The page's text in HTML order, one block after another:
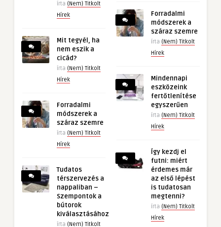
írta (Nem) Titkolt
Hírek
Mit tegyél, ha
nem eszik a
cicád?
írta (Nem) Titkolt
Hírek
Forradalmi
módszerek a
száraz szemre
írta (Nem) Titkolt
Hírek
Tudatos
térszervezés a
nappaliban –
Szempontok a
bútorok
kiválasztásához
írta (Nem) Titkolt
Forradalmi
módszerek a
száraz szemre
írta (Nem) Titkolt
Hírek
Mindennapi
eszközeink
fertőtlenítése
egyszerűen
írta (Nem) Titkolt
Hírek
Így kezdj el
futni: miért
érdemes már
az első lépést
is tudatosan
megtenni?
írta (Nem) Titkolt
Hírek